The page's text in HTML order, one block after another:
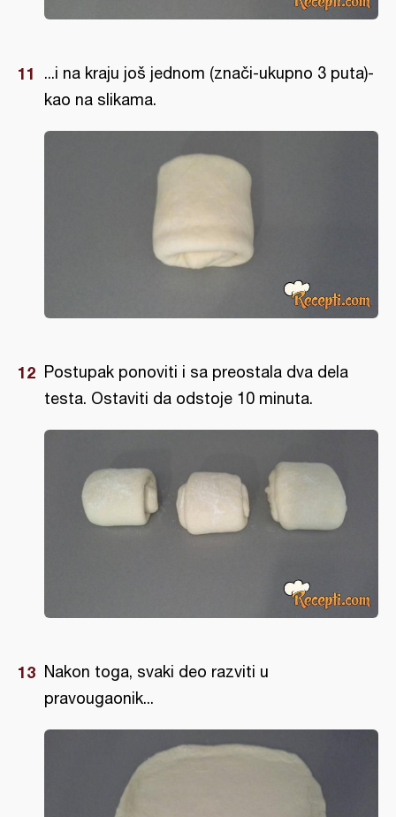
...i na kraju još jednom (znači-ukupno 3 puta)-
kao na slikama.
Postupak ponoviti i sa preostala dva dela
testa. Ostaviti da odstoje 10 minuta.
Nakon toga, svaki deo razviti u
pravougaonik...